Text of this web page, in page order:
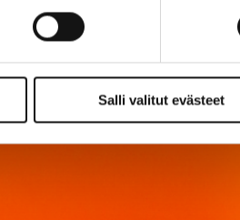
Salli valitut evästeet